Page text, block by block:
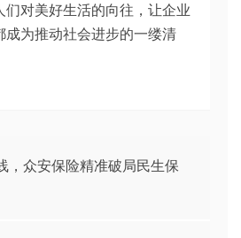
们对美好生活的向往，让企业
成为推动社会进步的一缕清
，众安保险精准破局民生保